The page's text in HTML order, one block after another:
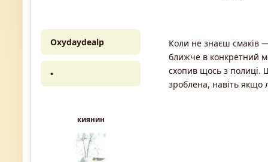
Oxydaydealp
•
киянин
Коли не знаєш смаків
ближче в конкретний
схопив щось з полиці.
зроблена, навіть